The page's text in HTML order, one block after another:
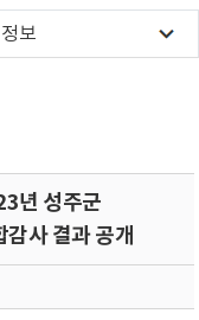
보
년 성주군
감사 결과 공개